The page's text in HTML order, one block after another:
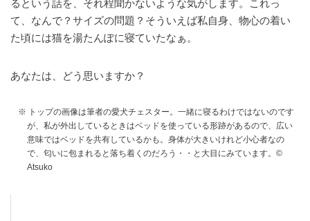
るという話を、それ程聞かないような気がします。これっ
て、なんで？サイズの問題？そういえば私自身、物心の着い
た頃には猫を湯たんぽに寝ていたなぁ。
あなたは、どう思いますか？
※ トップの画像は筆者の愛犬チェスター。一緒に寝るわけではないのです
が、私が外出しているときはベッドを使っている形跡があるので、広い
意味ではベッドを共有しているかも。身体が大きいけれど小心者なの
で、匂いに包まれると落ち着くのだろう・・と大目にみています。©
Atsuko